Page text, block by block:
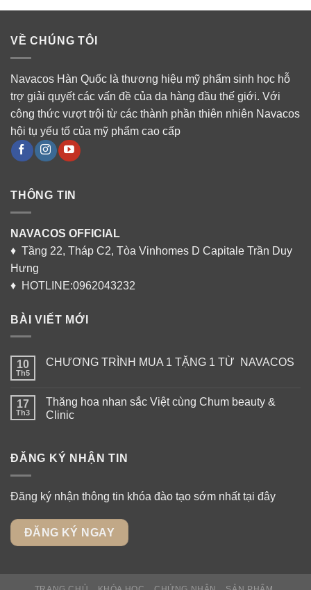
VỀ CHÚNG TÔI
Navacos Hàn Quốc là thương hiệu mỹ phẩm sinh học hỗ
trợ giải quyết các vấn đề của da hàng đầu thế giới. Với
công thức vượt trội từ các thành phần thiên nhiên Navacos
hội tụ yếu tố của mỹ phẩm cao cấp
THÔNG TIN
NAVACOS OFFICIAL
♦ Tầng 22, Tháp C2, Tòa Vinhomes D Capitale Trần Duy
Hưng
♦ HOTLINE:0962043232
BÀI VIẾT MỚI
10
Th5
CHƯƠNG TRÌNH MUA 1 TẶNG 1 TỪ NAVACOS
17
Th3
Thăng hoa nhan sắc Việt cùng Chum beauty &
Clinic
ĐĂNG KÝ NHẬN TIN
Đăng ký nhận thông tin khóa đào tạo sớm nhất tại đây
ĐĂNG KÝ NGAY